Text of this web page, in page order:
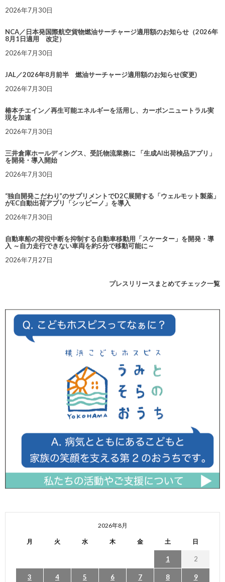
2026年7月30日
NCA／日本発国際航空貨物燃油サーチャージ適用額のお知らせ（2026年
8月1日適用 改定）
2026年7月30日
JAL／2026年8月前半 燃油サーチャージ適用額のお知らせ(変更)
2026年7月30日
椿本チエイン／再生可能エネルギーを活用し、カーボンニュートラル実
現を加速
2026年7月30日
三井倉庫ホールディングス、受託物流業務に 「生成AI出荷検品アプリ」
を開発・導入開始
2026年7月30日
“独自開発こだわり”のサプリメントでD2C展開する「ウェルモット製薬」
がEC自動出荷アプリ「シッピーノ」を導入
2026年7月30日
自動車船の荷役中断を抑制する自動車移動用「スケーター」を開発・導
入 ～自力走行できない車両を約5分で移動可能に～
2026年7月27日
プレスリリースまとめてチェック一覧
2026年8月
月 火 水 木 金 土 日
1 2
3 4 5 6 7 8 9